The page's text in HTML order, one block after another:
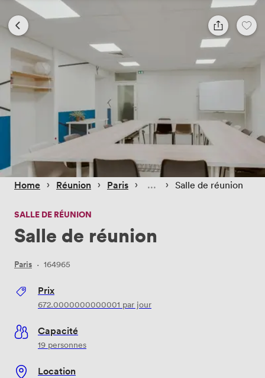
Home › Réunion › Paris › › Salle de réunion
SALLE DE RÉUNION
Salle de réunion
Paris · 164965
Prix
672.0000000000001 par jour
Capacité
19 personnes
Location